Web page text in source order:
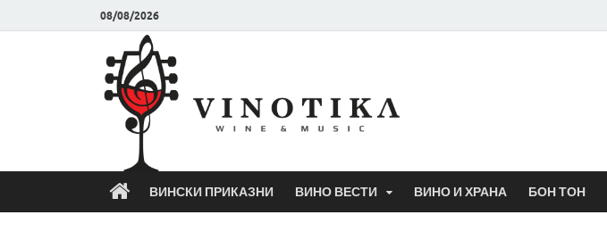
08/08/2026
ВИНСКИ ПРИКАЗНИ ВИНО ВЕСТИ ВИНО И ХРАНА БОН ТОН